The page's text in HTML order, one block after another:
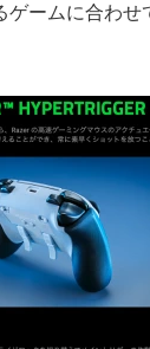
ゲームに合わせ